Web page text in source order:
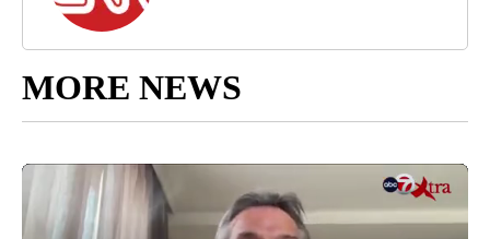
MORE NEWS